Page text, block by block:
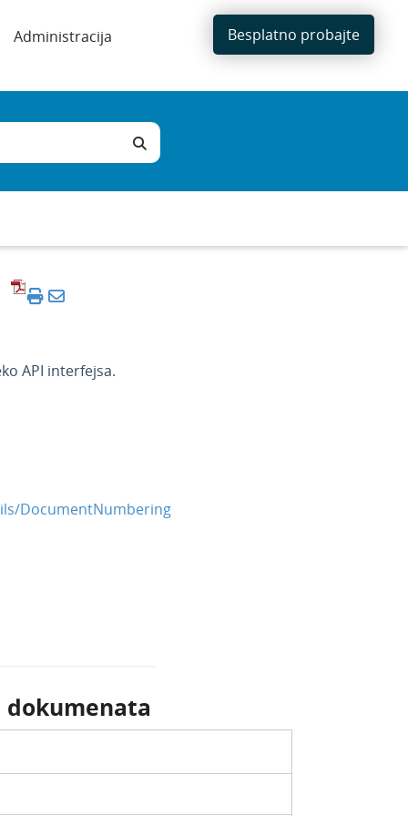
Administracija Besplatno probajte
API interfejsa.
DocumentNumbering